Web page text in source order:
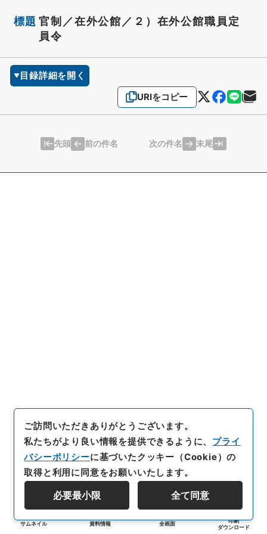
標題 官制／在外公館／２）在外公館職員定
員令
目録詳細を開く
URIをコピー
先頭 前の件名 次の件名 末尾
サムネイル 資料情報 全画面
印刷
ダウンロード
ご訪問いただきありがとうございます。
私たちがより良い情報を提供できるように、 プライ
バシーポリシーに基づいたクッキー（Cookie）の
取得と利用に同意をお願いいたします。
必要最小限 全て同意